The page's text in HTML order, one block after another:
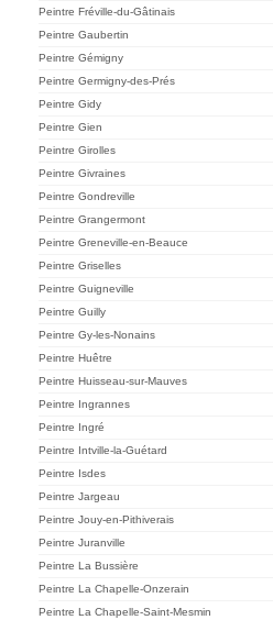
Peintre Fréville-du-Gâtinais
Peintre Gaubertin
Peintre Gémigny
Peintre Germigny-des-Prés
Peintre Gidy
Peintre Gien
Peintre Girolles
Peintre Givraines
Peintre Gondreville
Peintre Grangermont
Peintre Greneville-en-Beauce
Peintre Griselles
Peintre Guigneville
Peintre Guilly
Peintre Gy-les-Nonains
Peintre Huêtre
Peintre Huisseau-sur-Mauves
Peintre Ingrannes
Peintre Ingré
Peintre Intville-la-Guétard
Peintre Isdes
Peintre Jargeau
Peintre Jouy-en-Pithiverais
Peintre Juranville
Peintre La Bussière
Peintre La Chapelle-Onzerain
Peintre La Chapelle-Saint-Mesmin